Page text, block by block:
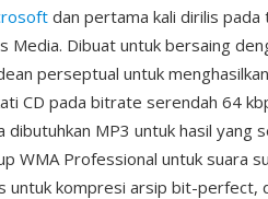
dan pertama kali dirilis
Media. Dibuat untuk bersaing
perseptual untuk
CD pada bitrate serendah 64
dibutuhkan MP3 untuk hasil yang
WMA Professional untuk suara
untuk kompresi arsip bit-perfect,